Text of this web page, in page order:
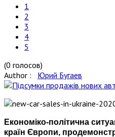
1
2
3
4
5
(0 голосов)
Author : Юрий Бугаев
Економіко-політична
країн Європи,